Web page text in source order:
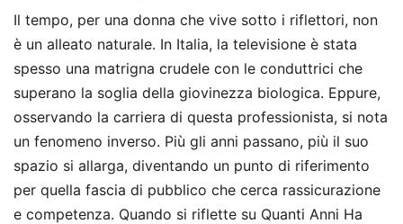
Il tempo, per una donna che vive sotto i riflettori, non
è un alleato naturale. In Italia, la televisione è stata
spesso una matrigna crudele con le conduttrici che
superano la soglia della giovinezza biologica. Eppure,
osservando la carriera di questa professionista, si nota
un fenomeno inverso. Più gli anni passano, più il suo
spazio si allarga, diventando un punto di riferimento
per quella fascia di pubblico che cerca rassicurazione
e competenza. Quando si riflette su Quanti Anni Ha